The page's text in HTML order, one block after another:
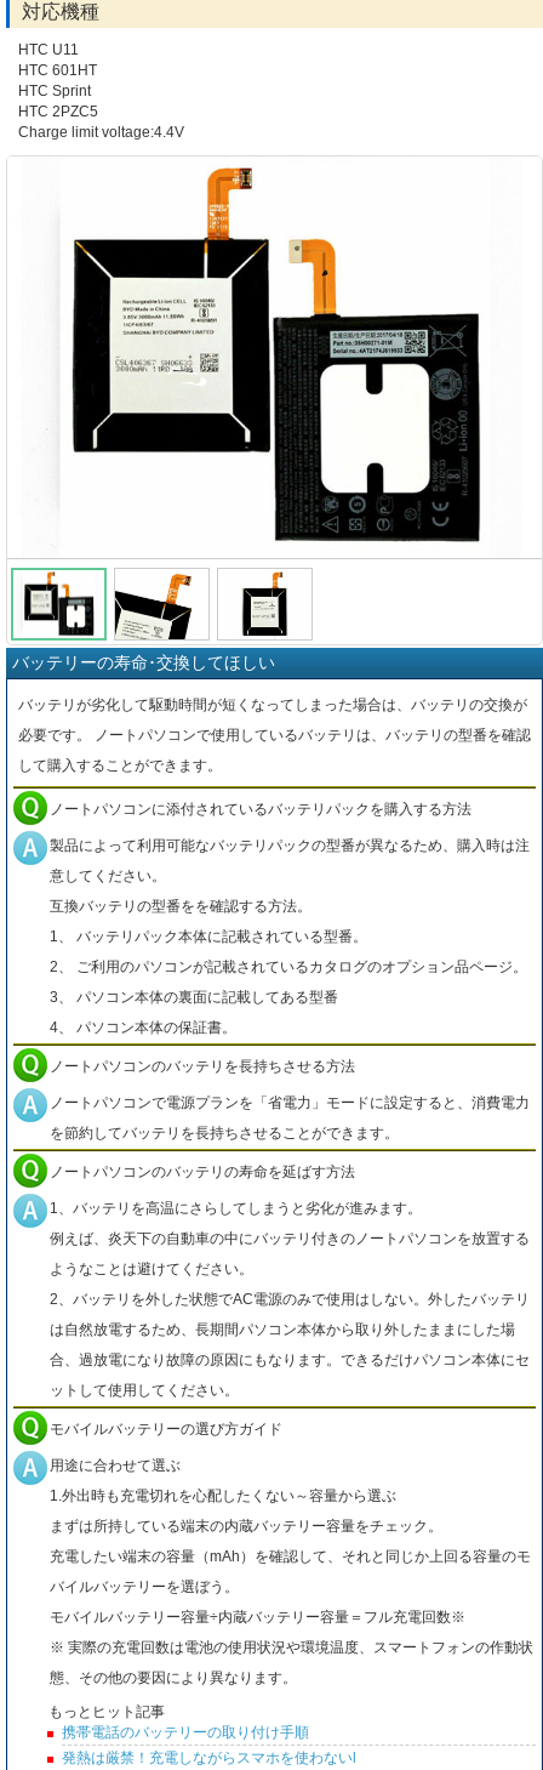
対応機種
HTC U11
HTC 601HT
HTC Sprint
HTC 2PZC5
Charge limit voltage:4.4V
バッテリーの寿命･交換してほしい
バッテリが劣化して駆動時間が短くなってしまった場合は、バッテリの交換が
必要です。 ノートパソコンで使用しているバッテリは、バッテリの型番を確認
して購入することができます。
ノートパソコンに添付されているバッテリパックを購入する方法
製品によって利用可能なバッテリパックの型番が異なるため、購入時は注
意してください。
互換バッテリの型番をを確認する方法。
1、 バッテリパック本体に記載されている型番。
2、 ご利用のパソコンが記載されているカタログのオプション品ページ。
3、 パソコン本体の裏面に記載してある型番
4、 パソコン本体の保証書。
ノートパソコンのバッテリを長持ちさせる方法
ノートパソコンで電源プランを「省電力」モードに設定すると、消費電力
を節約してバッテリを長持ちさせることができます。
ノートパソコンのバッテリの寿命を延ばす方法
1、バッテリを高温にさらしてしまうと劣化が進みます。
例えば、炎天下の自動車の中にバッテリ付きのノートパソコンを放置する
ようなことは避けてください。
2、バッテリを外した状態でAC電源のみで使用はしない。外したバッテリ
は自然放電するため、長期間パソコン本体から取り外したままにした場
合、過放電になり故障の原因にもなります。できるだけパソコン本体にセ
ットして使用してください。
モバイルバッテリーの選び方ガイド
用途に合わせて選ぶ
1.外出時も充電切れを心配したくない～容量から選ぶ
まずは所持している端末の内蔵バッテリー容量をチェック。
充電したい端末の容量（mAh）を確認して、それと同じか上回る容量のモ
バイルバッテリーを選ぼう。
モバイルバッテリー容量÷内蔵バッテリー容量＝フル充電回数※
※ 実際の充電回数は電池の使用状況や環境温度、スマートフォンの作動状
態、その他の要因により異なります。
もっとヒット記事
携帯電話のバッテリーの取り付け手順
発熱は厳禁！充電しながらスマホを使わないl